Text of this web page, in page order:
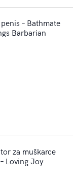
– Bathmate
Barbarian
za muškarce
Loving Joy